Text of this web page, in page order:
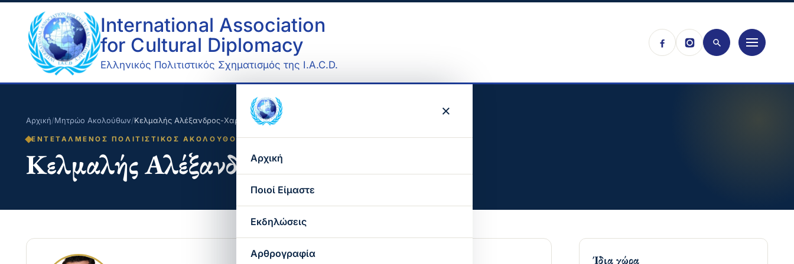
International Association
for Cultural Diplomacy
Ελληνικός Πολιτιστικός Σχηματισμός της I.A.C.D.
×
Αρχική
Ποιοί Είμαστε
Ο σκοπός μας
Εκδηλώσεις
Αρθρογραφία
Αρχική/Μητρώο Ακολούθων/Κελμαλής Αλέξανδρος-Χαρίλαος
ΕΝΤΕΤΑΛΜΈΝΟΣ ΠΟΛΙΤΙΣΤΙΚΌΣ ΑΚΌΛΟΥΘΟΣ
Κελμαλής Αλέξανδρος-Χαρίλαος
Ίδια χώρα